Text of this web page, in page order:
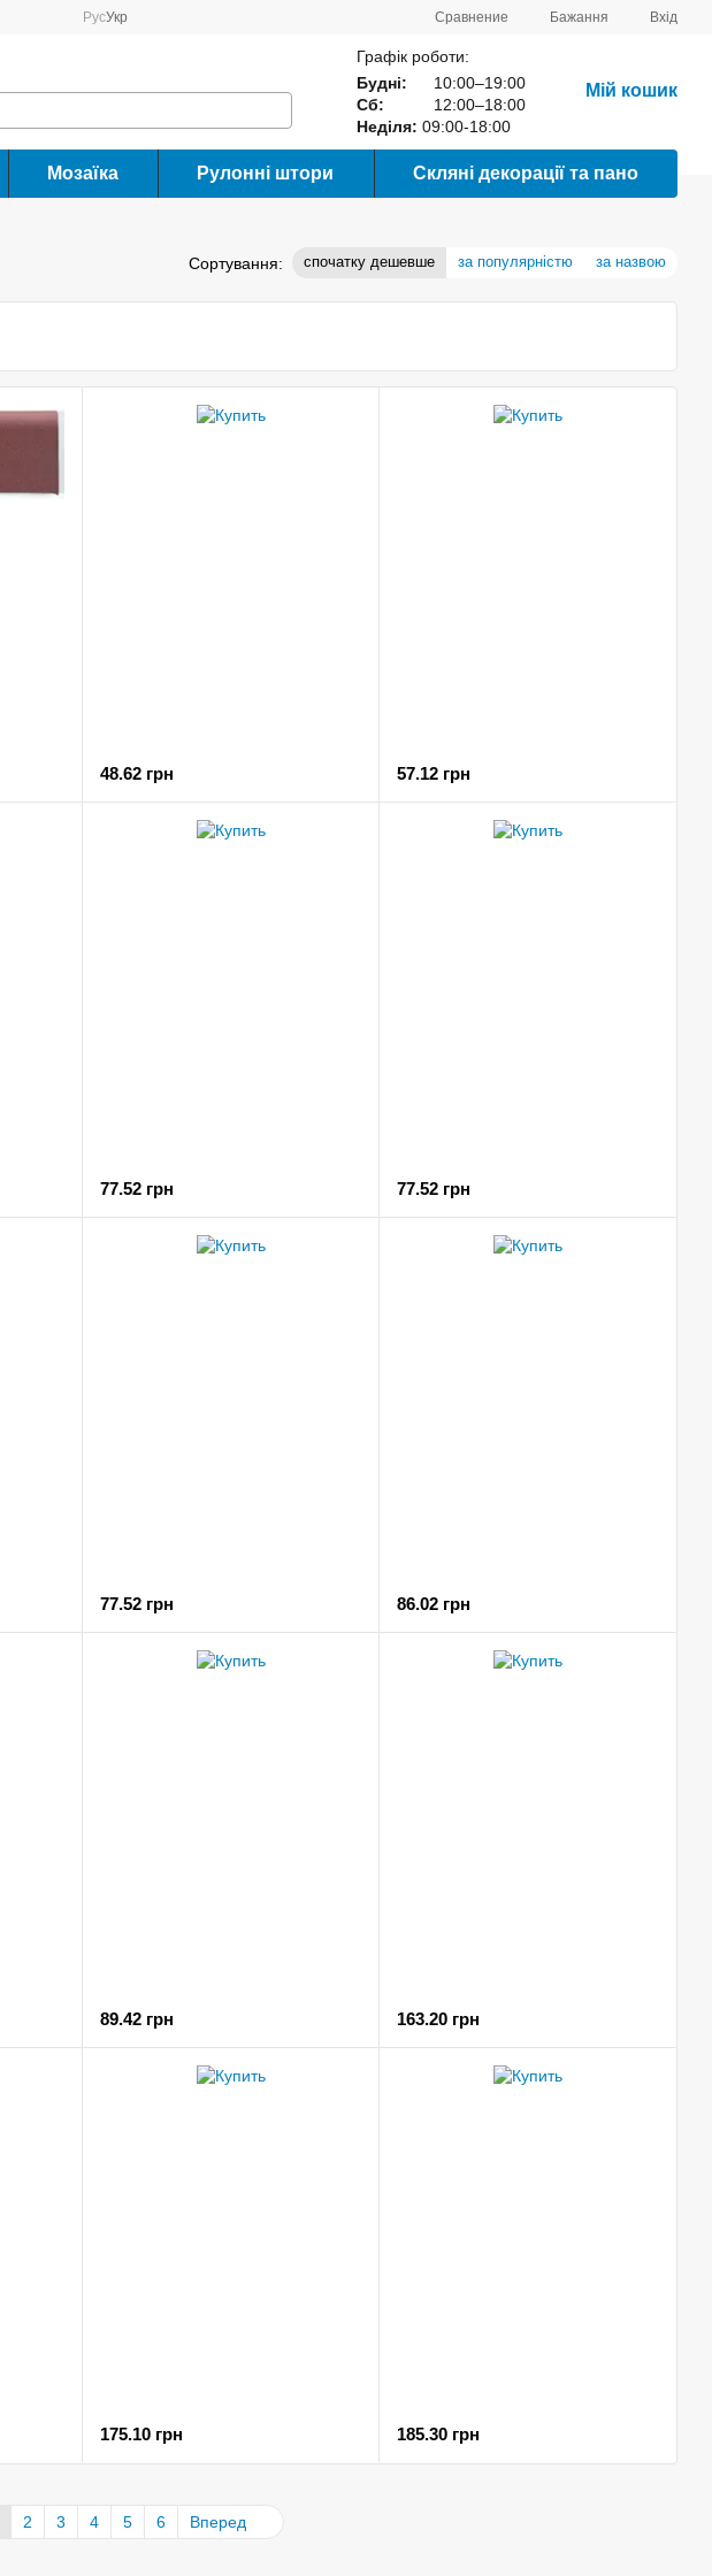
РусУкр Сравнение Бажання Вхід
Графік роботи:
Будні:
10:00–19:00
Сб:
12:00–18:00
Неділя: 09:00-18:00
Мій кошик
Мозаїка Рулонні штори Скляні декорації та пано
Сортування: спочатку дешевше за популярністю за назвою
48.62 грн 57.12 грн
77.52 грн 77.52 грн
77.52 грн 86.02 грн
89.42 грн 163.20 грн
175.10 грн 185.30 грн
2 3 4 5 6 Вперед